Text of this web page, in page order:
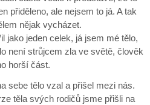
přiděleno, ale nejsem to já. A tak
nějak vycházet.
jako jeden celek, já jsem mé tělo,
není strůjcem zla ve světě, člověk
horší část.
sebe tělo vzal a přišel mezi nás.
těla svých rodičů jsme přišli na